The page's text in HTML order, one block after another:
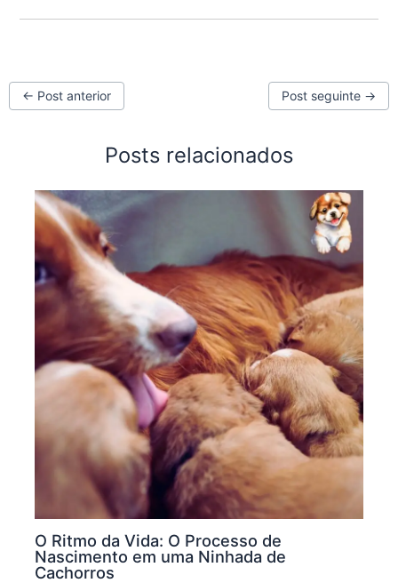
← Post anterior Post seguinte →
Posts relacionados
O Ritmo da Vida: O Processo de
Nascimento em uma Ninhada de
Cachorros